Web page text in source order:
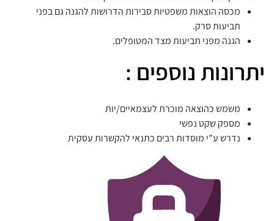
מכסה הוצאות משפטיות סבירות הדרושות להגנה גם בפני
תביעות סרק.
הגנה מפני תביעות מצד המטופלים.
יתרונות נוספים :
משמש כהוצאה מוכרת לעצמאיים/יות
מספק שקט נפשי
נדרש ע”י מוסדות רבים כתנאי להקשרות עסקית